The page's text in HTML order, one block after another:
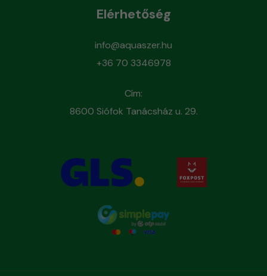
Elérhetőség
info@aquaszer.hu
+36 70 3346978
Cím:
8600 Siófok Tanácsház u. 29.